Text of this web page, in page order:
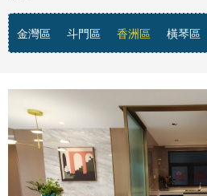
金灣區 斗門區 香洲區 橫琴區